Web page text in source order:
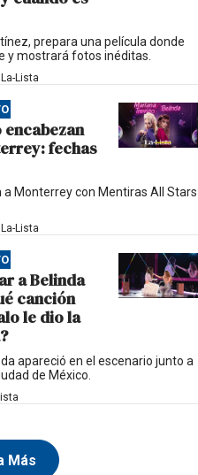
prepara una película donde
y mostrará fotos inéditas.
Lista
fechas
a Monterrey con Mentiras All Stars
Lista
a Belinda
canción
le dio la
apareció en el escenario junto a
de México.
Más